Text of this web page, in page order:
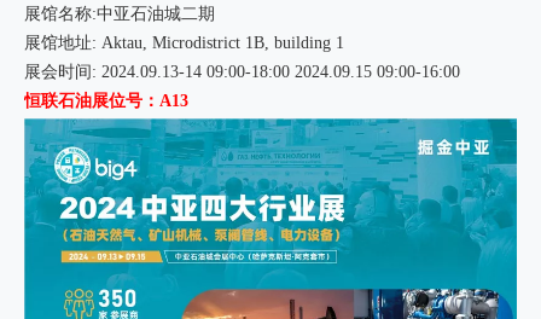
展馆名称:中亚石油城二期
展馆地址: Aktau, Microdistrict 1B, building 1
展会时间: 2024.09.13-14 09:00-18:00 2024.09.15 09:00-16:00
恒联石油展位号：A13